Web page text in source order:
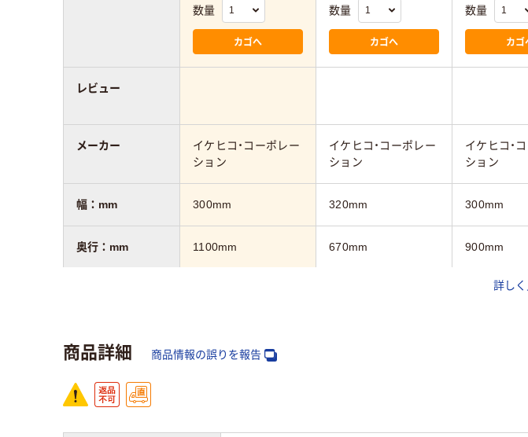
数量
カゴへ
数量
カゴへ
数量
カゴ
イケヒコ・コーポレー
ション
イケヒコ・コーポレー
ション
イケヒコ・
ション
300mm 320mm 300mm
1100mm 670mm 900mm
約0.3kg
レビュー
メーカー
幅：mm
奥行：mm
質量
詳しく
商品詳細 商品情報の誤りを報告